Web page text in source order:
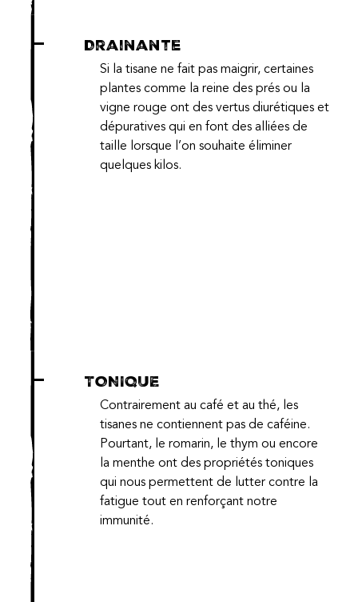
Drainante
Si la tisane ne fait pas maigrir, certaines
plantes comme la reine des prés ou la
vigne rouge ont des vertus diurétiques et
dépuratives qui en font des alliées de
taille lorsque l’on souhaite éliminer
quelques kilos.
TONIQUE
Contrairement au café et au thé, les
tisanes ne contiennent pas de caféine.
Pourtant, le romarin, le thym ou encore
la menthe ont des propriétés toniques
qui nous permettent de lutter contre la
fatigue tout en renforçant notre
immunité.